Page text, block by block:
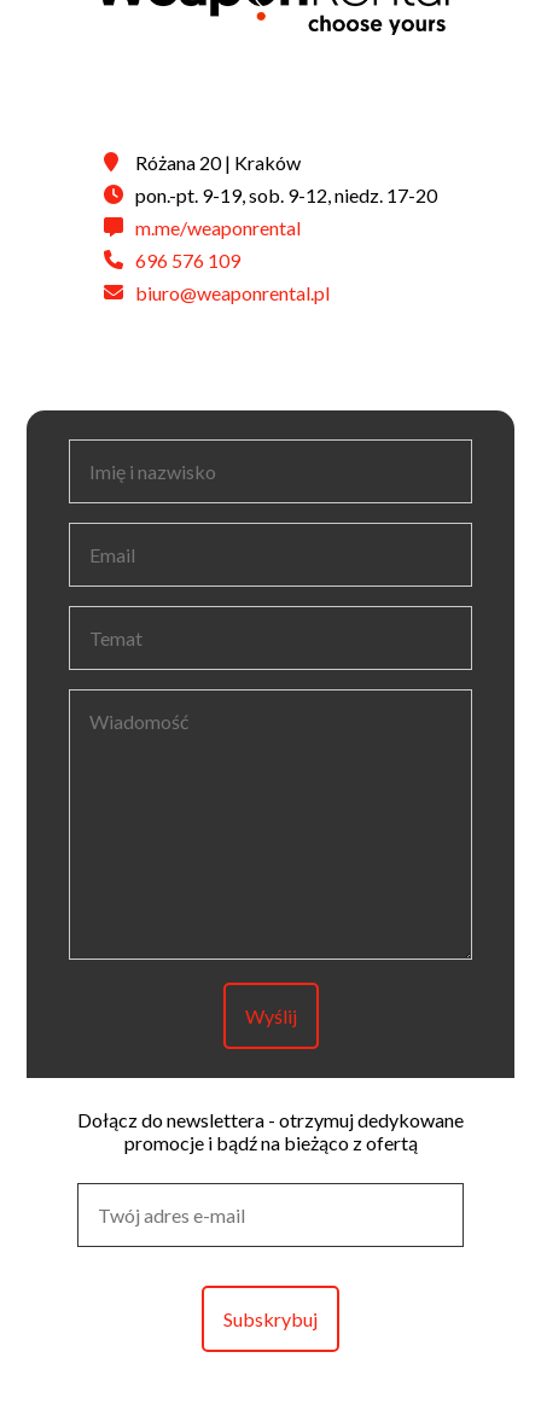
Różana 20 | Kraków
pon.-pt. 9-19, sob. 9-12, niedz. 17-20
m.me/weaponrental
696 576 109
biuro@weaponrental.pl
Dołącz do newslettera - otrzymuj dedykowane
promocje i bądź na bieżąco z ofertą